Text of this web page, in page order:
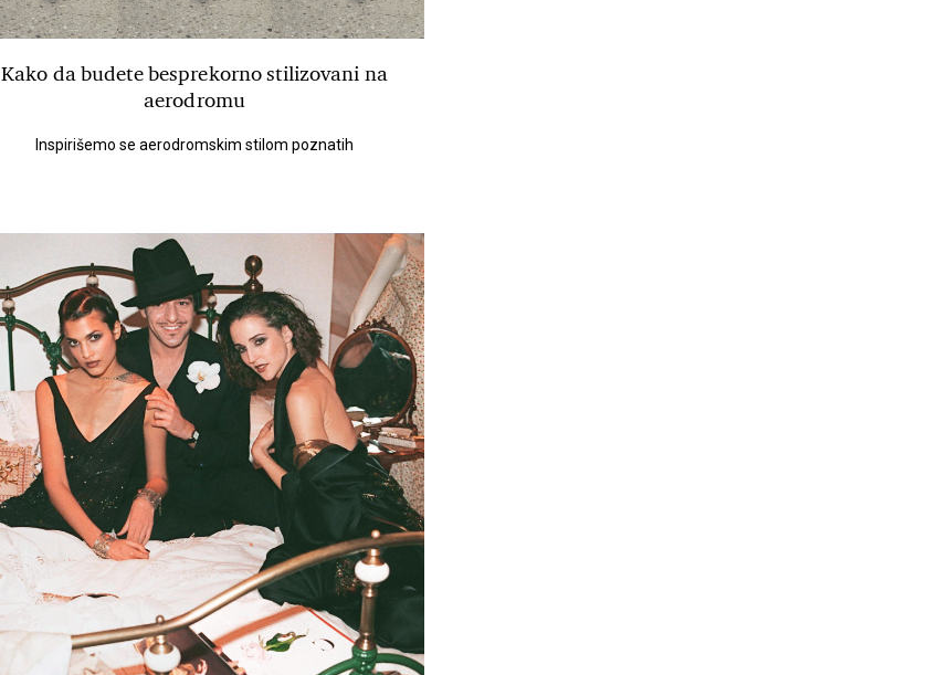
Kako da budete besprekorno stilizovani na
aerodromu
Inspirišemo se aerodromskim stilom poznatih